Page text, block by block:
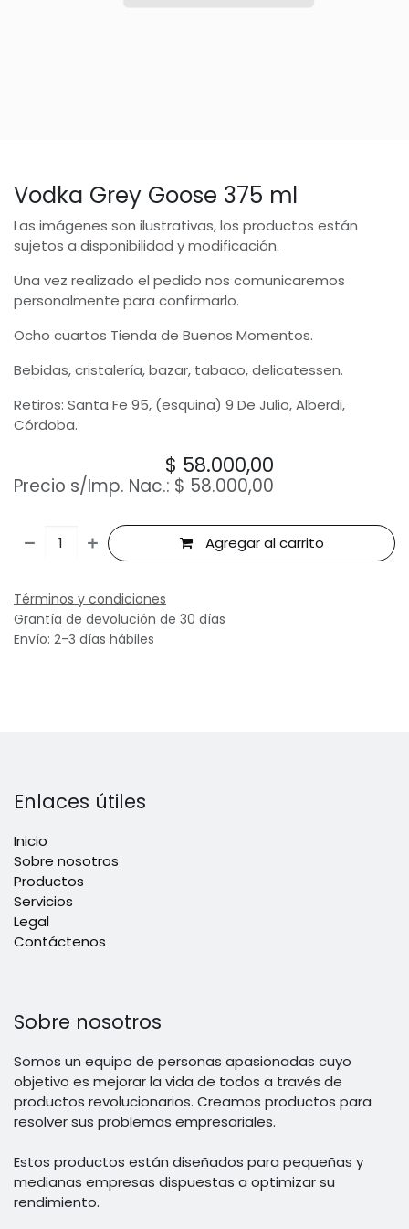
Vodka Grey Goose 375 ml
Las imágenes son ilustrativas, los productos están
sujetos a disponibilidad y modificación.
Una vez realizado el pedido nos comunicaremos
personalmente para confirmarlo.
Ocho cuartos Tienda de Buenos Momentos.
Bebidas, cristalería, bazar, tabaco, delicatessen.
Retiros: Santa Fe 95, (esquina) 9 De Julio, Alberdi,
Córdoba.
$ 58.000,00
Precio s/Imp. Nac.: $ 58.000,00
Agregar al carrito
Términos y condiciones
Grantía de devolución de 30 días
Envío: 2-3 días hábiles
Enlaces útiles
Inicio
Sobre nosotros
Productos
Servicios
Legal
Contáctenos
Sobre nosotros
Somos un equipo de personas apasionadas cuyo
objetivo es mejorar la vida de todos a través de
productos revolucionarios. Creamos productos para
resolver sus problemas empresariales.
Estos productos están diseñados para pequeñas y
medianas empresas dispuestas a optimizar su
rendimiento.